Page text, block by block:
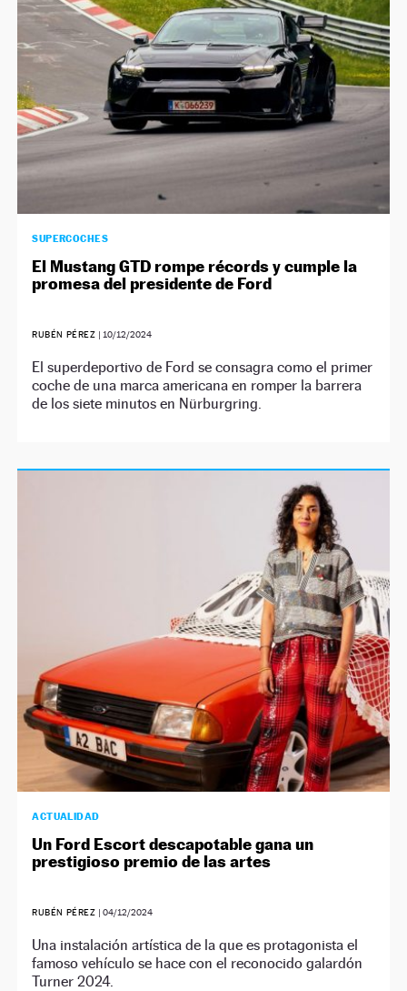
NEWSLETTER
SÍGUENOS
SUPERCOCHES
El Mustang GTD rompe récords y cumple la
promesa del presidente de Ford
RUBÉN PÉREZ | 10/12/2024
El superdeportivo de Ford se consagra como el primer
coche de una marca americana en romper la barrera
de los siete minutos en Nürburgring.
ACTUALIDAD
Un Ford Escort descapotable gana un
prestigioso premio de las artes
RUBÉN PÉREZ |04/12/2024
Una instalación artística de la que es protagonista el
famoso vehículo se hace con el reconocido galardón
Turner 2024.